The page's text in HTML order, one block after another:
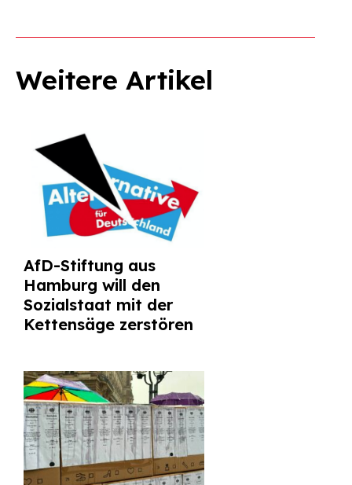
Weitere Artikel
AfD-Stiftung aus
Hamburg will den
Sozialstaat mit der
Kettensäge zerstören